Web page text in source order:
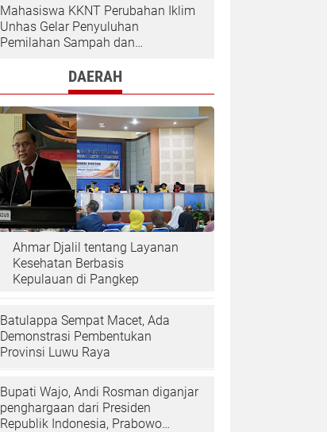
Mahasiswa KKNT Perubahan Iklim
Unhas Gelar Penyuluhan
Pemilahan Sampah dan
Desa KalolingDAERAH
Ahmar Djalil tentang Layanan
Kesehatan Berbasis
Kepulauan di Pangkep
Batulappa Sempat Macet, Ada
Demonstrasi Pembentukan
Provinsi Luwu Raya
Bupati Wajo, Andi Rosman diganjar
penghargaan dari Presiden
Republik Indonesia, Prabowo